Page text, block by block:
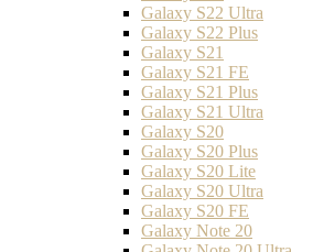
Galaxy S22 Ultra
Galaxy S22 Plus
Galaxy S21
Galaxy S21 FE
Galaxy S21 Plus
Galaxy S21 Ultra
Galaxy S20
Galaxy S20 Plus
Galaxy S20 Lite
Galaxy S20 Ultra
Galaxy S20 FE
Galaxy Note 20